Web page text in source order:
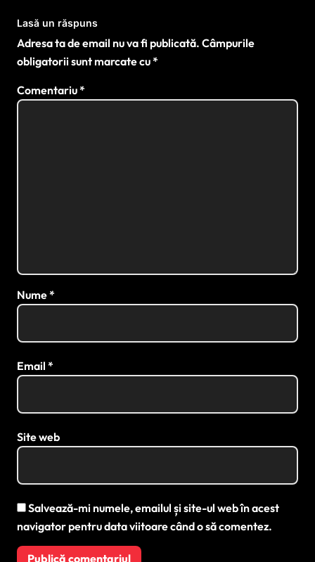
Lasă un răspuns
Adresa ta de email nu va fi publicată. Câmpurile
obligatorii sunt marcate cu*
Comentariu*
Nume*
Email *
Site web
Salvează-mi numele, emailul și site-ul web în acest
navigator pentru data viitoare când o să comentez.